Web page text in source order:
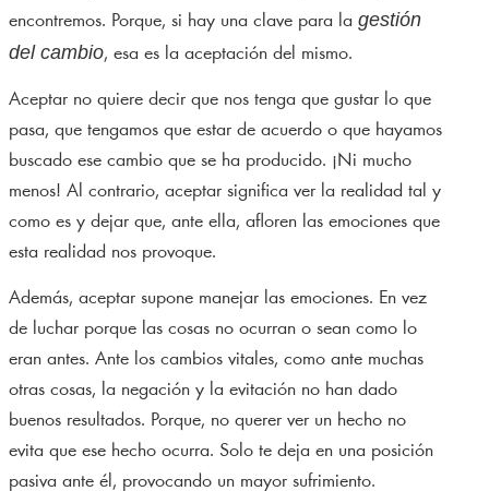
encontremos. Porque, si hay una clave para la gestión
del cambio, esa es la aceptación del mismo.
Aceptar no quiere decir que nos tenga que gustar lo que
pasa, que tengamos que estar de acuerdo o que hayamos
buscado ese cambio que se ha producido. ¡Ni mucho
menos! Al contrario, aceptar significa ver la realidad tal y
como es y dejar que, ante ella, afloren las emociones que
esta realidad nos provoque.
Además, aceptar supone manejar las emociones. En vez
de luchar porque las cosas no ocurran o sean como lo
eran antes. Ante los cambios vitales, como ante muchas
otras cosas, la negación y la evitación no han dado
buenos resultados. Porque, no querer ver un hecho no
evita que ese hecho ocurra. Solo te deja en una posición
pasiva ante él, provocando un mayor sufrimiento.